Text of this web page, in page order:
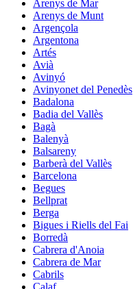
Arenys de Mar
Arenys de Munt
Argençola
Argentona
Artés
Avià
Avinyó
Avinyonet del Penedès
Badalona
Badia del Vallès
Bagà
Balenyà
Balsareny
Barberà del Vallès
Barcelona
Begues
Bellprat
Berga
Bigues i Riells del Fai
Borredà
Cabrera d'Anoia
Cabrera de Mar
Cabrils
Calaf